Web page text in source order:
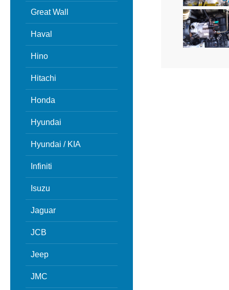
Great Wall
Haval
Hino
Hitachi
Honda
Hyundai
Hyundai / KIA
Infiniti
Isuzu
Jaguar
JCB
Jeep
JMC